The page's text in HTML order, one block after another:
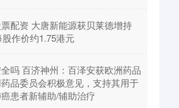
配资 大唐新能源获贝莱德增持
作价约1.75港元
吗 百济神州：百泽安获欧洲药品
品委员会积极意见，支持其用于
患者新辅助/辅助治疗